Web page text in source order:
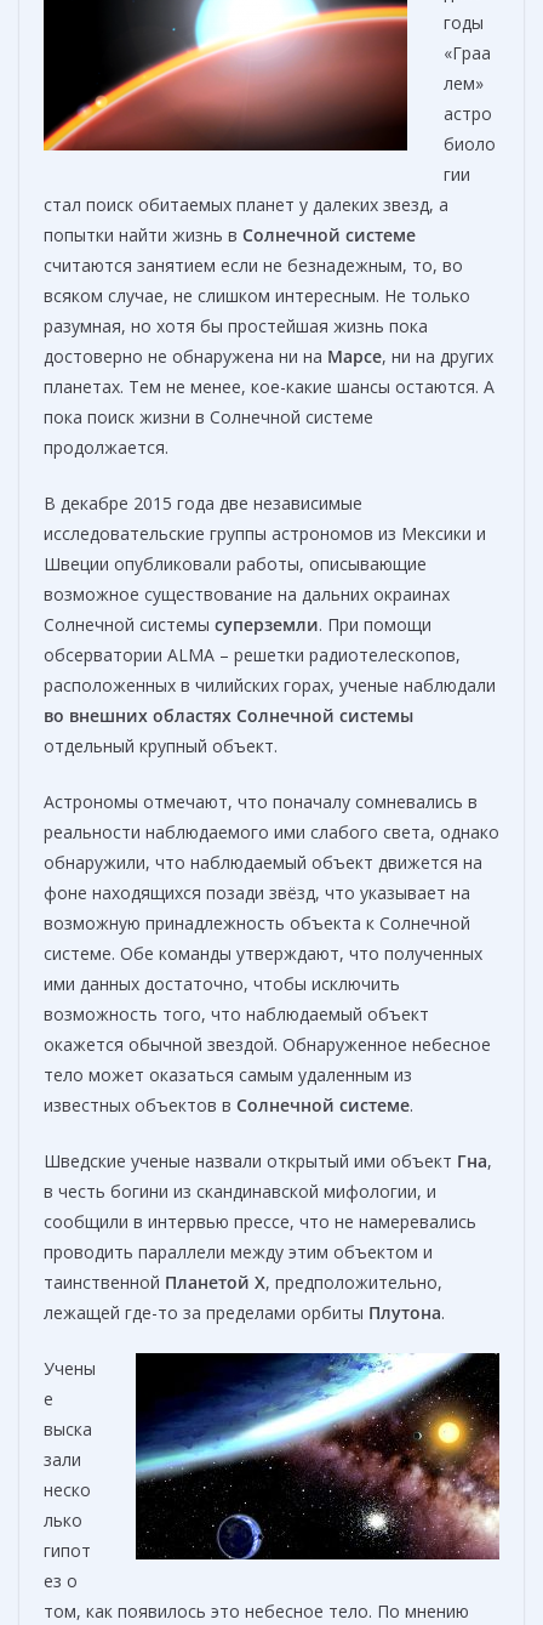
годы
«Граа
лем»
астро
биоло
гии
стал поиск обитаемых планет у далеких звезд, а
попытки найти жизнь в Солнечной системе
считаются занятием если не безнадежным, то, во
всяком случае, не слишком интересным. Не только
разумная, но хотя бы простейшая жизнь пока
достоверно не обнаружена ни на Марсе, ни на других
планетах. Тем не менее, кое-какие шансы остаются. А
пока поиск жизни в Солнечной системе
продолжается.
В декабре 2015 года две независимые
исследовательские группы астрономов из Мексики и
Швеции опубликовали работы, описывающие
возможное существование на дальних окраинах
Солнечной системы суперземли. При помощи
обсерватории ALMA – решетки радиотелескопов,
расположенных в чилийских горах, ученые наблюдали
во внешних областях Солнечной системы
отдельный крупный объект.
Астрономы отмечают, что поначалу сомневались в
реальности наблюдаемого ими слабого света, однако
обнаружили, что наблюдаемый объект движется на
фоне находящихся позади звёзд, что указывает на
возможную принадлежность объекта к Солнечной
системе. Обе команды утверждают, что полученных
ими данных достаточно, чтобы исключить
возможность того, что наблюдаемый объект
окажется обычной звездой. Обнаруженное небесное
тело может оказаться самым удаленным из
известных объектов в Солнечной системе.
Шведские ученые назвали открытый ими объект Гна,
в честь богини из скандинавской мифологии, и
сообщили в интервью прессе, что не намеревались
проводить параллели между этим объектом и
таинственной Планетой X, предположительно,
лежащей где-то за пределами орбиты Плутона.
Учены
е
выска
зали
неско
лько
гипот
ез о
том, как появилось это небесное тело. По мнению